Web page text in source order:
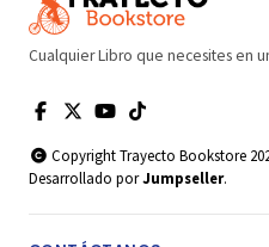
Cualquier Libro que necesites en
Copyright Trayecto Bookstore
Desarrollado porJumpseller.